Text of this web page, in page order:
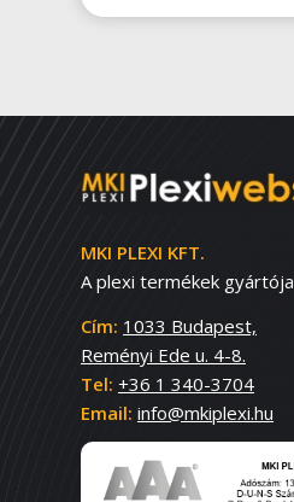
MKI PLEXI KFT.
A plexi termékek gyártója
Cím: 1033 Budapest,
Reményi Ede u. 4-8.
Tel: +36 1 340-3704
Email: info@mkiplexi.hu